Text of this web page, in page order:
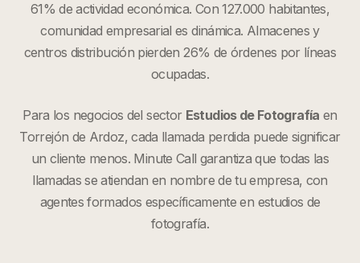
61% de actividad económica. Con 127.000 habitantes,
comunidad empresarial es dinámica. Almacenes y
centros distribución pierden 26% de órdenes por líneas
ocupadas.
Para los negocios del sector Estudios de Fotografía en
Torrejón de Ardoz, cada llamada perdida puede significar
un cliente menos. Minute Call garantiza que todas las
llamadas se atiendan en nombre de tu empresa, con
agentes formados específicamente en estudios de
fotografía.